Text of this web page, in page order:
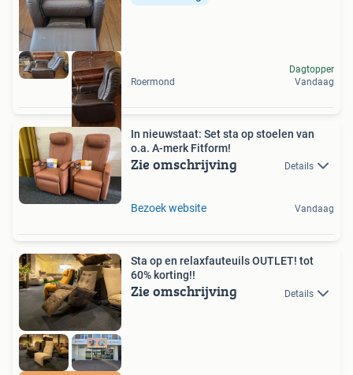
Roermond
Dagtopper
Vandaag
In nieuwstaat: Set sta op stoelen van
o.a. A-merk Fitform!
Zie omschrijving Details
Bezoek website Vandaag
Sta op en relaxfauteuils OUTLET! tot
60% korting!!
Zie omschrijving Details